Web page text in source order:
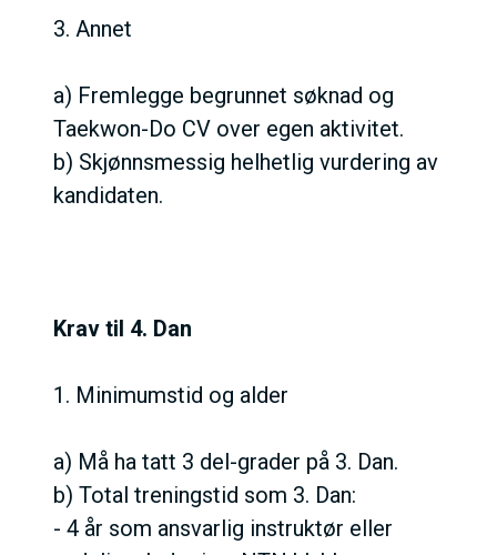
3. Annet
a) Fremlegge begrunnet søknad og
Taekwon-Do CV over egen aktivitet.
b) Skjønnsmessig helhetlig vurdering av
kandidaten.
Krav til 4. Dan
1. Minimumstid og alder
a) Må ha tatt 3 del-grader på 3. Dan.
b) Total treningstid som 3. Dan:
- 4 år som ansvarlig instruktør eller